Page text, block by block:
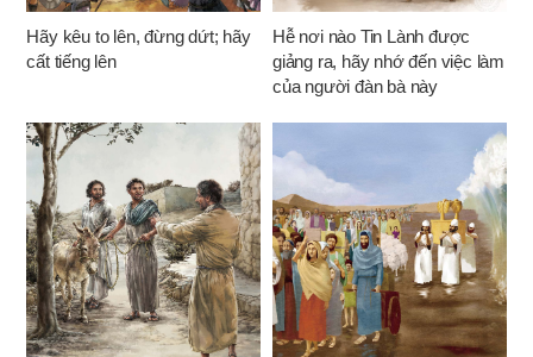
Hãy kêu to lên, đừng dứt; hãy
cất tiếng lên
Hễ nơi nào Tin Lành được
giảng ra, hãy nhớ đến việc làm
của người đàn bà này